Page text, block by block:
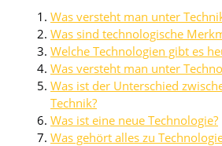
Was versteht man unter
Was sind technologische
Welche Technologien gibt es
Was versteht man unter
Was ist der Unterschied
Technik?
Was ist eine neue Technologie?
Was gehört alles zu